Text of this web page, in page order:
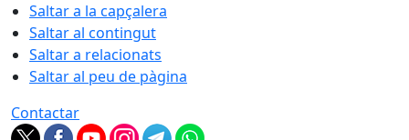
Saltar a la capçalera
Saltar al contingut
Saltar a relacionats
Saltar al peu de pàgina
Contactar